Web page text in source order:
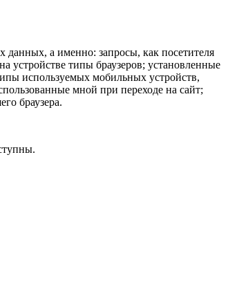
данных, а именно: запросы, как посетителя
устройстве типы браузеров; установленные
используемых мобильных устройств,
мной при переходе на сайт;
браузера.